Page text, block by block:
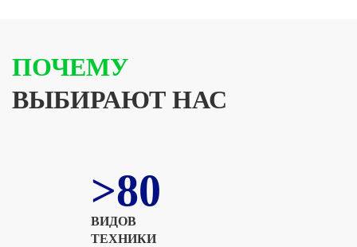
ПОЧЕМУ
ВЫБИРАЮТ НАС
>80
ВИДОВ
ТЕХНИКИ